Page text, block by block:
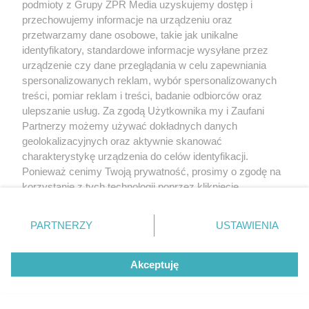
RZADKIE IMIONA
To imię brzmi jak nazwa
europejskiego kraju. W Polsce nosi
je zaledwie 3 kobiety
ZOBACZ WIĘCEJ
podmioty z Grupy ZPR Media uzyskujemy dostęp i
przechowujemy informacje na urządzeniu oraz
przetwarzamy dane osobowe, takie jak unikalne
identyfikatory, standardowe informacje wysyłane przez
urządzenie czy dane przeglądania w celu zapewniania
spersonalizowanych reklam, wybór spersonalizowanych
treści, pomiar reklam i treści, badanie odbiorców oraz
ulepszanie usług. Za zgodą Użytkownika my i Zaufani
Partnerzy możemy używać dokładnych danych
geolokalizacyjnych oraz aktywnie skanować
charakterystykę urządzenia do celów identyfikacji.
Ponieważ cenimy Twoją prywatność, prosimy o zgodę na
korzystanie z tych technologii poprzez kliknięcie
zmienić/wycofać klikając przycisk ustawień prywatności
znajdujący się w lewym dolnym rogu strony
rodzaje przetwarzania danych nie wymagają zgody
użytkownika, ale masz prawo sprzeciwić się takiemu
przetwarzaniu. Preferencje będą miały zastosowanie tylko
PARTNERZY USTAWIENIA
Akceptuję